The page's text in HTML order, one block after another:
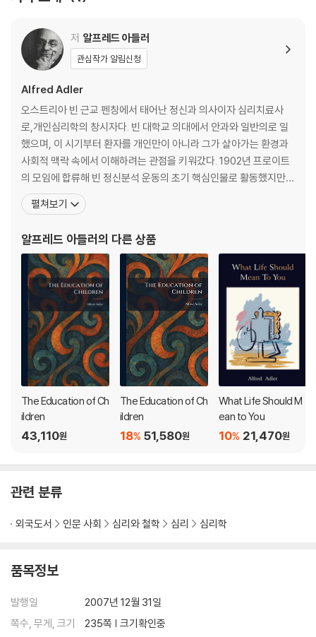
In Vienna during the mid-1920's, Adler and his team of individu
al psychologists devoted their intensive research to educatio
ment is the work Menschenkenntnis (Knowledge of Human N
ature). In it Adler shows what motivates human behavior in an
attempt to further understand it. With this intention the first p
art of the work addresses basic anthropological issues such a
s the social nature of the soul, how a child is influence by his s
urroundings, and the relationship between the sexes. In the s
econd part, Adler sets the essence and origin of the human ch
aracter at the center and analyses various personality traits, a
저 알프레드 아들러
관심작가 알림신청
Alfred Adler
오스트리아 빈 근교 펜칭에서 태어난 정신과 의사이자 심리치료사
로,개인심리학의 창시자다. 빈 대학교 의대에서 안과와 일반의로 일
했으며, 이 시기부터 환자를 개인만이 아니라 그가 살아가는 환경과
사회적 맥락 속에서 이해하려는 관점을 키워갔다. 1902년 프로이트
의 모임에 합류해 빈 정신분석 운동의 초기 핵심인물로 활동했지만,
인간을 성적 충동보다 목적, 열등감, 보상, 사회적 관계 속에서 이해
해야 한다는 견해를 발전시키며 1911년 결별했다. 아들러는 1907년
기질』을 통해 자신의 이론을 본격화했다. 그는 인간
펼쳐보기
알프레드 아들러의 다른 상품
The Education of Ch
ildren
43,110원
The Education of Ch
ildren
51,580원
18%
What Life Should M
ean to You
21,470원
10%
관련 분류
외국도서 인문 사회 심리와 철학 심리 심리학
품목정보
발행일
2007년 12월 31일
쪽수, 무게, 크기
235쪽 | 크기확인중